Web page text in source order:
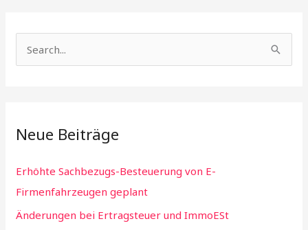
c
f
o
r
Neue Beiträge
Erhöhte Sachbezugs-Besteuerung von E-
Firmenfahrzeugen geplant
Änderungen bei Ertragsteuer und ImmoESt